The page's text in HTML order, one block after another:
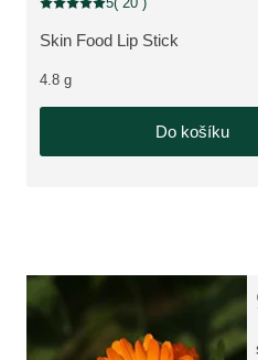
ZOBRAZIT PRODUKT:
Skin Food Lip Stick
Aktuální hodnocení: 5 z 5
4.8 g
Do košíku